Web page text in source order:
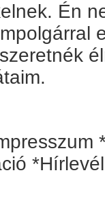
Én